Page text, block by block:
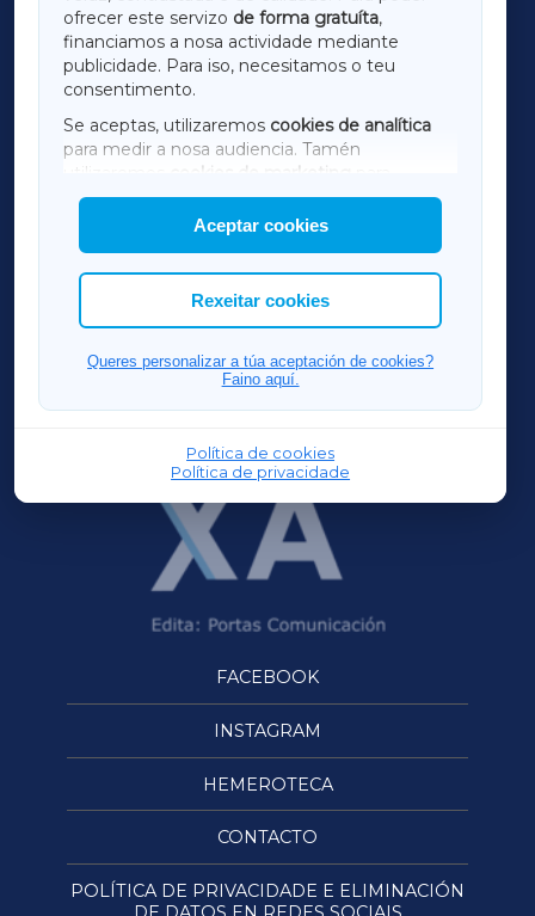
ofrecer este servizo de forma gratuíta,
financiamos a nosa actividade mediante
publicidade. Para iso, necesitamos o teu
consentimento.
Se aceptas, utilizaremos cookies de analítica
para medir a nosa audiencia. Tamén
utilizaremos
cookies de marketing
mostrar publicidade de terceiros.
Así mesmo, podes personalizar a elección das
cookies que desexas permitir.
Aceptar cookies
Rexeitar cookies
Queres personalizar a túa aceptación de cookies?
Faino aquí.
Política de cookies
Política de privacidade
TERRACHAXA
AMARIÑAXA
RIBEIRASACRAXA
ACORUÑAXA
FERROLXA
OURENSEXA
FACEBOOK
INSTAGRAM
HEMEROTECA
CONTACTO
POLÍTICA DE PRIVACIDADE E ELIMINACIÓN